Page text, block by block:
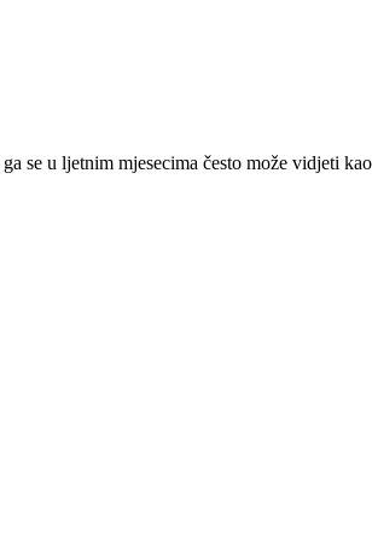
se u ljetnim mjesecima često može vidjeti